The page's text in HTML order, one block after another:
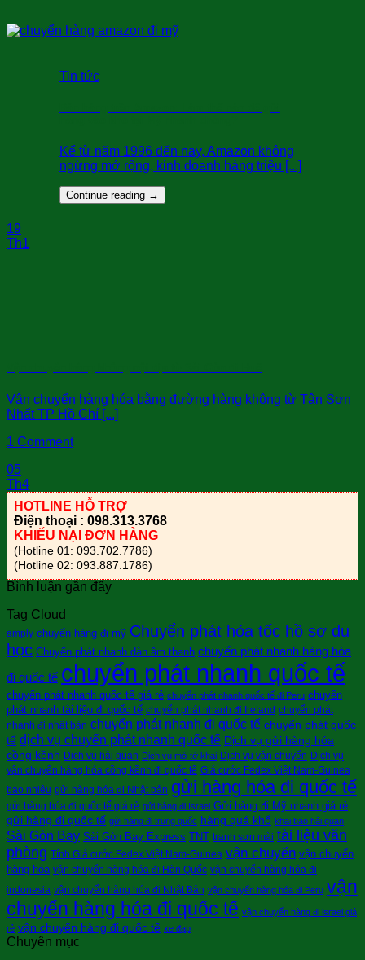
Tin tức
Kể từ năm 1996 đến nay, Amazon không
ngừng mở rộng, kinh doanh hàng triệu [...]
Continue reading →
19
Th1
Vận chuyển hàng hóa bằng đường hàng không từ Tân Sơn
Nhất TP Hồ Chí [...]
1 Comment
05
Th4
HOTLINE HỖ TRỢ
Điện thoại : 098.313.3768
KHIẾU NẠI ĐƠN HÀNG
(Hotline 01: 093.702.7786)
(Hotline 02: 093.887.1786)
Bình luận gần đây
Tag Cloud
amply chuyển hàng đi mỹ Chuyển phát hỏa tốc hồ sơ du
học Chuyển phát nhanh dàn âm thanh chuyển phát nhanh hàng hóa
đi quốc tế chuyển phát nhanh quốc tế
chuyển phát nhanh quốc tế giá rẻ chuyển phát nhanh quốc tế đi Peru chuyển
phát nhanh tài liệu đi quốc tế chuyển phát nhanh đi Ireland chuyển phát
nhanh đi nhật bản chuyển phát nhanh đi quốc tế chuyển phát quốc
tế dịch vụ chuyển phát nhanh quốc tế Dịch vụ gửi hàng hóa
cồng kềnh Dịch vụ hải quan Dịch vụ mở tờ khai Dịch vụ vận chuyển Dịch vụ
vận chuyển hàng hóa cồng kềnh đi quốc tê Giá cước Fedex Việt Nam-Guinea
bao nhiêu gửi hàng hóa đi Nhật bản gửi hàng hóa đi quốc tế
gửi hàng hóa đi quốc tế giá rẻ gửi hàng đi Israel Gửi hàng đi Mỹ nhanh giá rẻ
gửi hàng đi quốc tế gửi hàng đi trung quốc hàng quá khổ khai báo hải quan
Sài Gòn Bay Sài Gòn Bay Express TNT tranh sơn mài tài liệu văn
phòng Tính Giá cước Fedex Việt Nam-Guinea vận chuyển vận chuyển
hàng hóa vận chuyển hàng hóa đi Hàn Quốc vận chuyển hàng hóa đi
indonesia vận chuyển hàng hóa đi Nhật Bản vận chuyển hàng hóa đi Peru vận
chuyển hàng hóa đi quốc tế vận chuyển hàng đi israel giá
rẻ vận chuyển hàng đi quốc tế xe đạp
Chuyên mục